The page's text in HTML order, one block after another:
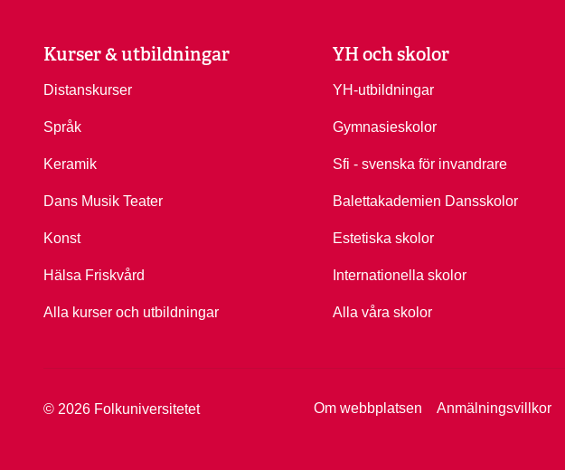
Kurser & utbildningar
Distanskurser
Språk
Keramik
Dans Musik Teater
Konst
Hälsa Friskvård
Alla kurser och utbildningar
YH och skolor
YH-utbildningar
Gymnasieskolor
Sfi - svenska för invandrare
Balettakademien Dansskolor
Estetiska skolor
Internationella skolor
Alla våra skolor
© 2026 Folkuniversitetet Om webbplatsen Anmälningsvillkor